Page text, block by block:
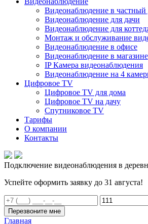
Видеонаблюдение в частный
Видеонаблюдение для дачи
Видеонаблюдение для
Монтаж и обслуживание
Видеонаблюдение в офисе
Видеонаблюдение в магазине
IP Камера видеонаблюдения
Видеонаблюдение на 4
Цифровое TV
Цифровое TV для дома
Цифровое TV на дачу
Спутниковое TV
Тарифы
О компании
Контакты
Подключение видеонаблюдения в
Успейте оформить заявку до 31 августа!
Перезвоните мне
Главная